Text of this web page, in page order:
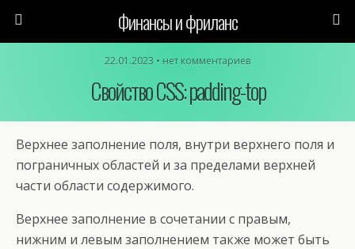
Финансы и фриланс
22.01.2023 • нет комментариев
Свойство CSS: padding-top
Верхнее заполнение поля, внутри верхнего поля и
пограничных областей и за пределами верхней
части области содержимого.
Верхнее заполнение в сочетании с правым,
нижним и левым заполнением также может быть